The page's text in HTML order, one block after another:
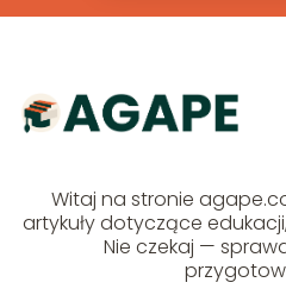
Witaj na stronie
artykuły dotyczące
Nie czekaj —